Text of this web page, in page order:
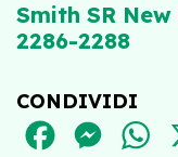
Smith SR
2286-2288
CONDIVIDI
FACEBOOK